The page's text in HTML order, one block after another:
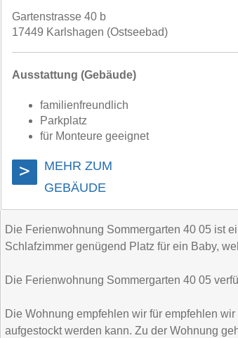
Gartenstrasse 40 b
17449 Karlshagen (Ostseebad)
Ausstattung (Gebäude)
familienfreundlich
Parkplatz
für Monteure geeignet
>
MEHR ZUM
GEBÄUDE
Die Ferienwohnung Sommergarten 40 05 ist
Schlafzimmer genügend Platz für ein Baby,
Die Ferienwohnung Sommergarten 40 05
Die Wohnung empfehlen wir für empfehlen
aufgestockt werden kann. Zu der Wohnung